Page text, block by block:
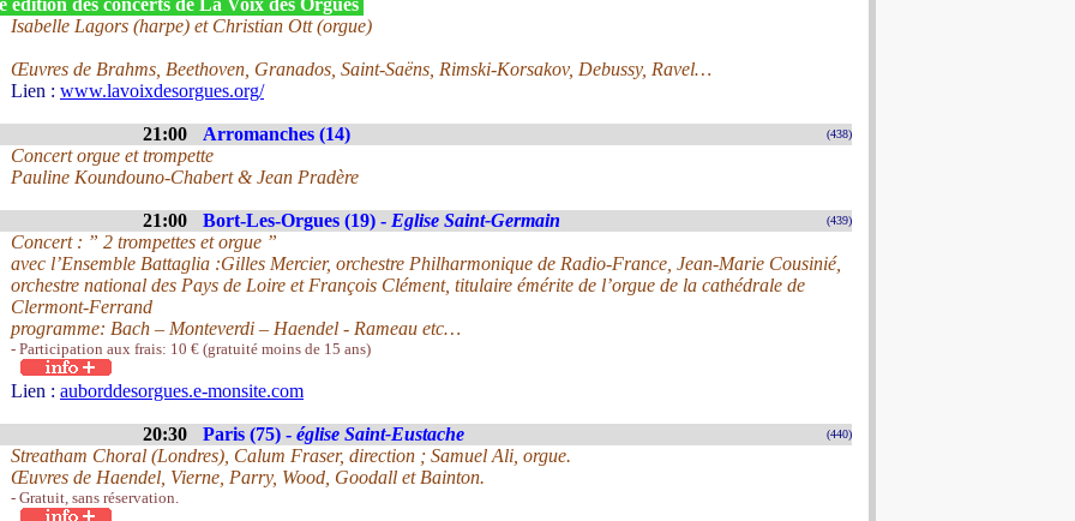
édition des concerts de La Voix des Orgues
Isabelle Lagors (harpe) et Christian Ott (orgue)
Œuvres de Brahms, Beethoven, Granados, Saint-Saëns, Rimski-Korsakov, Debussy, Ravel…
Lien : www.lavoixdesorgues.org/
21:00 Arromanches (14) (438)
Concert orgue et trompette
Pauline Koundouno-Chabert & Jean Pradère
21:00 Bort-Les-Orgues (19) - Eglise Saint-Germain (439)
Concert : ” 2 trompettes et orgue ”
avec l’Ensemble Battaglia :Gilles Mercier, orchestre Philharmonique de Radio-France, Jean-Marie Cousinié,
orchestre national des Pays de Loire et François Clément, titulaire émérite de l’orgue de la cathédrale de
Clermont-Ferrand
programme: Bach – Monteverdi – Haendel - Rameau etc…
- Participation aux frais: 10 € (gratuité moins de 15 ans)
Lien : auborddesorgues.e-monsite.com
20:30 Paris (75) - église Saint-Eustache (440)
Streatham Choral (Londres), Calum Fraser, direction ; Samuel Ali, orgue.
Œuvres de Haendel, Vierne, Parry, Wood, Goodall et Bainton.
- Gratuit, sans réservation.